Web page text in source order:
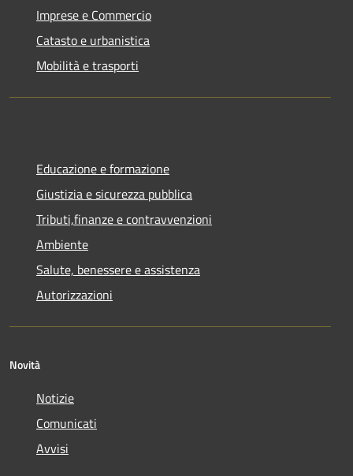
Imprese e Commercio
Catasto e urbanistica
Mobilità e trasporti
Educazione e formazione
Giustizia e sicurezza pubblica
Tributi,finanze e contravvenzioni
Ambiente
Salute, benessere e assistenza
Autorizzazioni
Novità
Notizie
Comunicati
Avvisi